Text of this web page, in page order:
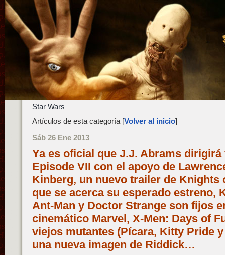
Star Wars
Artículos de esta categoría [Volver al inicio]
Sáb 26 Ene 2013
Ya es oficial que J.J. Abrams
Episode VII con el apoyo de
Kinberg, un nuevo trailer de Knights
que se acerca su esperado estreno,
Ant-Man y Doctor Strange son fijos
cinemático Marvel, X-Men: Days of
viejos mutantes (Pícara, Kitty Pride
una nueva imagen de Riddick…